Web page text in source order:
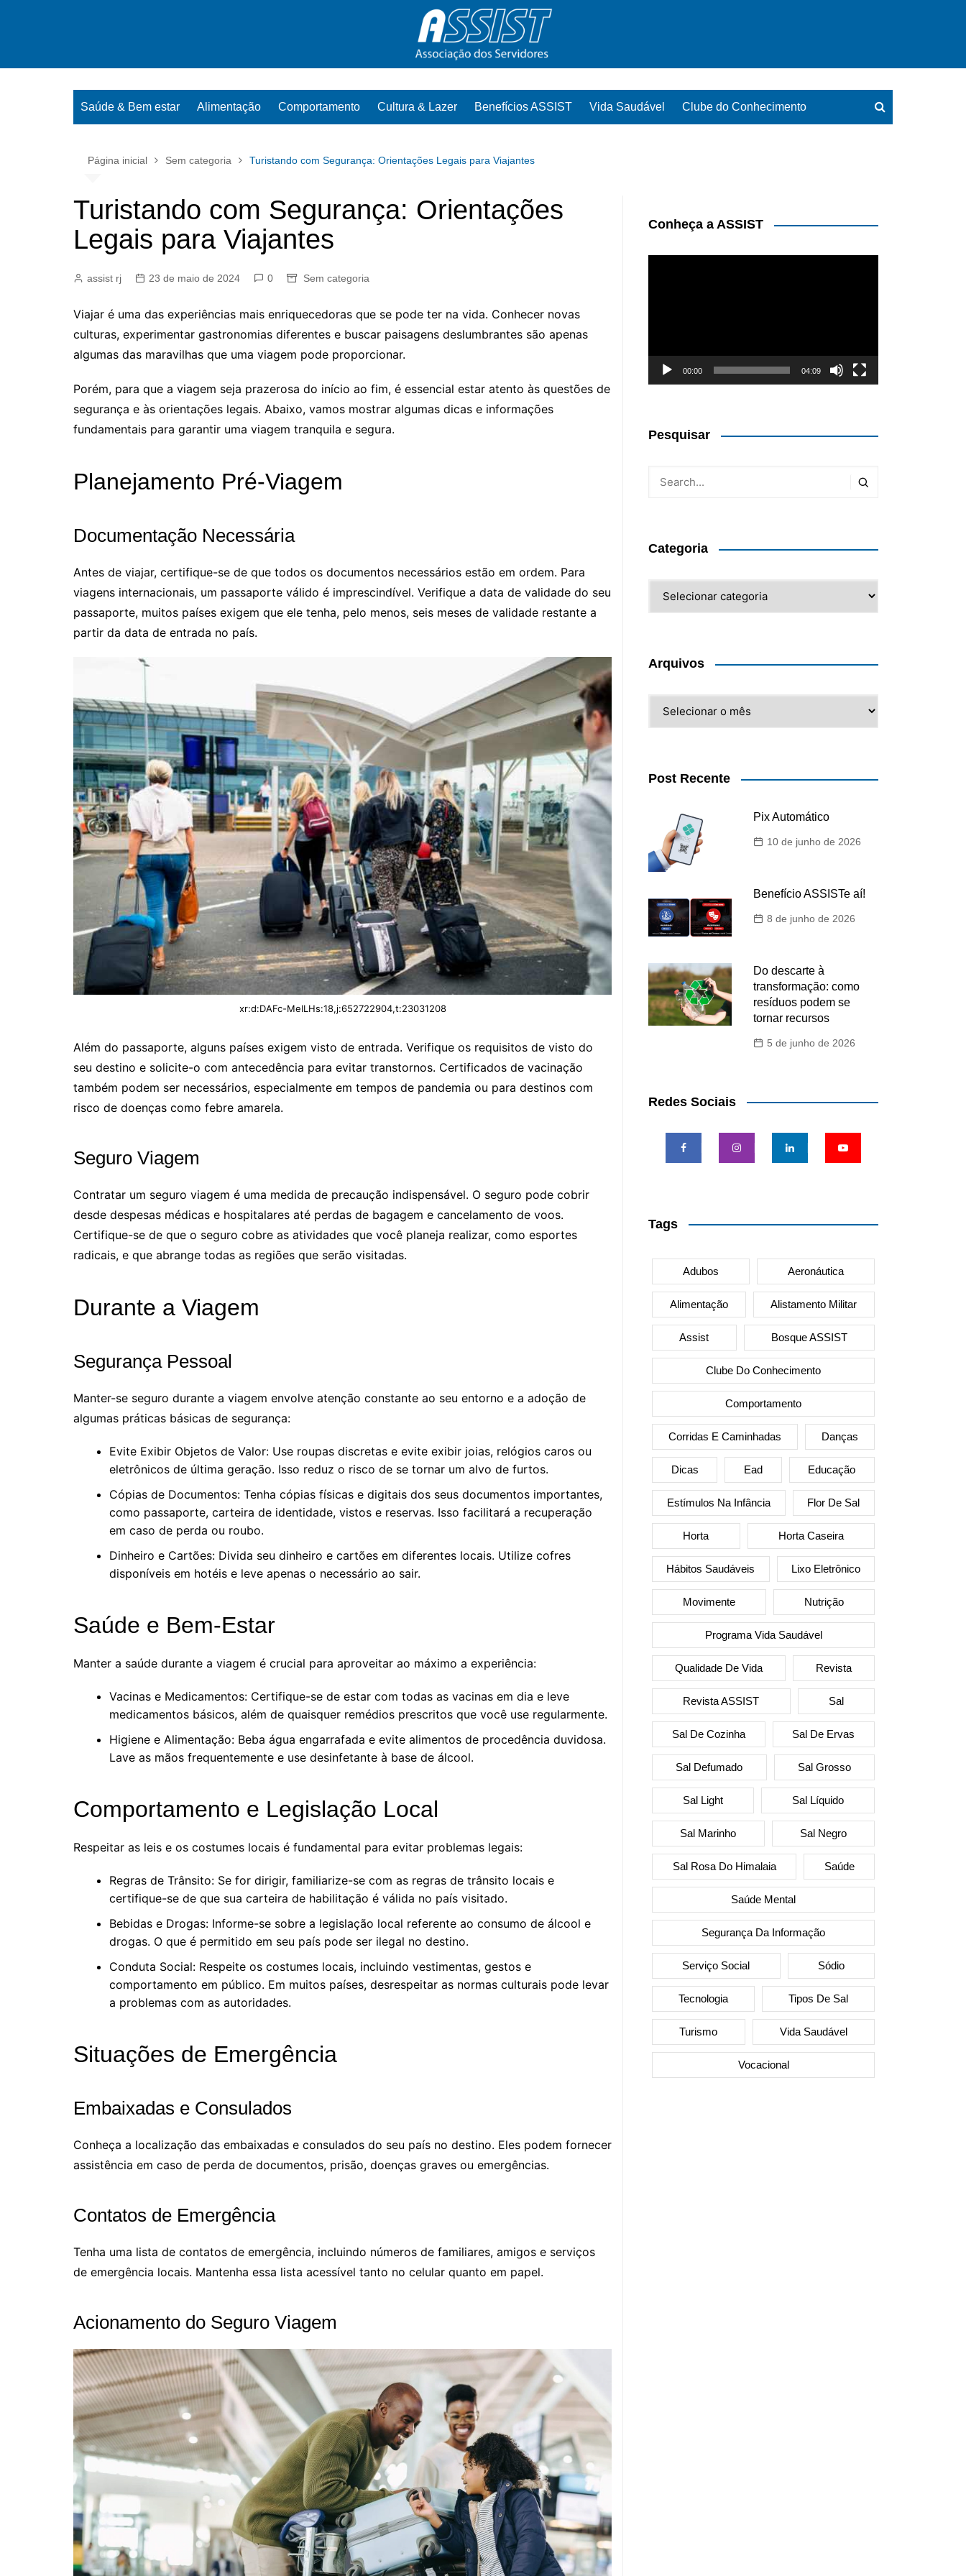
Saúde & Bem estar Alimentação Comportamento Cultura & Lazer Benefícios ASSIST Vida Saudável Clube do Conhecimento
Página inicial Sem categoria Turistando com Segurança: Orientações Legais para Viajantes
Turistando com Segurança: Orientações
Legais para Viajantes
assist rj 23 de maio de 2024 0 Sem categoria
Viajar é uma das experiências mais enriquecedoras que se pode ter na vida. Conhecer novas
culturas, experimentar gastronomias diferentes e buscar paisagens deslumbrantes são apenas
algumas das maravilhas que uma viagem pode proporcionar.
Porém, para que a viagem seja prazerosa do início ao fim, é essencial estar atento às questões de
segurança e às orientações legais. Abaixo, vamos mostrar algumas dicas e informações
fundamentais para garantir uma viagem tranquila e segura.
Planejamento Pré-Viagem
Documentação Necessária
Antes de viajar, certifique-se de que todos os documentos necessários estão em ordem. Para
viagens internacionais, um passaporte válido é imprescindível. Verifique a data de validade do seu
passaporte, muitos países exigem que ele tenha, pelo menos, seis meses de validade restante a
partir da data de entrada no país.
xr:d:DAFc-MeILHs:18,j:652722904,t:23031208
Além do passaporte, alguns países exigem visto de entrada. Verifique os requisitos de visto do
seu destino e solicite-o com antecedência para evitar transtornos. Certificados de vacinação
também podem ser necessários, especialmente em tempos de pandemia ou para destinos com
risco de doenças como febre amarela.
Seguro Viagem
Contratar um seguro viagem é uma medida de precaução indispensável. O seguro pode cobrir
desde despesas médicas e hospitalares até perdas de bagagem e cancelamento de voos.
Certifique-se de que o seguro cobre as atividades que você planeja realizar, como esportes
radicais, e que abrange todas as regiões que serão visitadas.
Durante a Viagem
Segurança Pessoal
Manter-se seguro durante a viagem envolve atenção constante ao seu entorno e a adoção de
algumas práticas básicas de segurança:
Evite Exibir Objetos de Valor: Use roupas discretas e evite exibir joias, relógios caros ou
eletrônicos de última geração. Isso reduz o risco de se tornar um alvo de furtos.
Cópias de Documentos: Tenha cópias físicas e digitais dos seus documentos importantes,
como passaporte, carteira de identidade, vistos e reservas. Isso facilitará a recuperação
em caso de perda ou roubo.
Dinheiro e Cartões: Divida seu dinheiro e cartões em diferentes locais. Utilize cofres
disponíveis em hotéis e leve apenas o necessário ao sair.
Saúde e Bem-Estar
Manter a saúde durante a viagem é crucial para aproveitar ao máximo a experiência:
Vacinas e Medicamentos: Certifique-se de estar com todas as vacinas em dia e leve
medicamentos básicos, além de quaisquer remédios prescritos que você use regularmente.
Higiene e Alimentação: Beba água engarrafada e evite alimentos de procedência duvidosa.
Lave as mãos frequentemente e use desinfetante à base de álcool.
Comportamento e Legislação Local
Respeitar as leis e os costumes locais é fundamental para evitar problemas legais:
Regras de Trânsito: Se for dirigir, familiarize-se com as regras de trânsito locais e
certifique-se de que sua carteira de habilitação é válida no país visitado.
Bebidas e Drogas: Informe-se sobre a legislação local referente ao consumo de álcool e
drogas. O que é permitido em seu país pode ser ilegal no destino.
Conduta Social: Respeite os costumes locais, incluindo vestimentas, gestos e
comportamento em público. Em muitos países, desrespeitar as normas culturais pode levar
a problemas com as autoridades.
Situações de Emergência
Embaixadas e Consulados
Conheça a localização das embaixadas e consulados do seu país no destino. Eles podem fornecer
assistência em caso de perda de documentos, prisão, doenças graves ou emergências.
Contatos de Emergência
Tenha uma lista de contatos de emergência, incluindo números de familiares, amigos e serviços
de emergência locais. Mantenha essa lista acessível tanto no celular quanto em papel.
Acionamento do Seguro Viagem
Conheça a ASSIST
00:00 04:09
Pesquisar
Categoria
Arquivos
Post Recente
Pix Automático
10 de junho de 2026
Benefício ASSISTe aí!
8 de junho de 2026
Do descarte à
transformação: como
resíduos podem se
tornar recursos
5 de junho de 2026
Redes Sociais
Tags
Adubos Aeronáutica
Alimentação Alistamento Militar
Assist Bosque ASSIST
Clube Do Conhecimento
Comportamento
Corridas E Caminhadas Danças
Dicas Ead Educação
Estímulos Na Infância Flor De Sal
Horta Horta Caseira
Hábitos Saudáveis Lixo Eletrônico
Movimente Nutrição
Programa Vida Saudável
Qualidade De Vida Revista
Revista ASSIST Sal
Sal De Cozinha Sal De Ervas
Sal Defumado Sal Grosso
Sal Light Sal Líquido
Sal Marinho Sal Negro
Sal Rosa Do Himalaia Saúde
Saúde Mental
Segurança Da Informação
Serviço Social Sódio
Tecnologia Tipos De Sal
Turismo Vida Saudável
Vocacional